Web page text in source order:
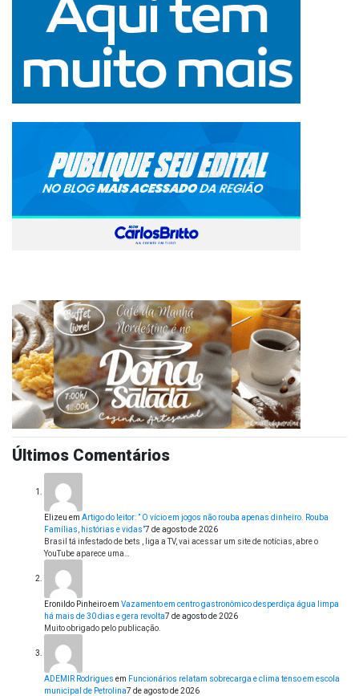
Últimos Comentários
Elizeu em Artigo do leitor: ” O vício em jogos não rouba apenas dinheiro. Rouba
Famílias, histórias e vidas”7 de agosto de 2026
Brasil tá infestado de bets , liga a TV, vai acessar um site de notícias, abre o
YouTube aparece uma…
Eronildo Pinheiroem Vazamento em centro gastronômico desperdiça água limpa
há mais de 30 dias e gera revolta7 de agosto de 2026
Muito obrigado pelo publicação.
ADEMIR Rodrigues em Funcionários relatam sobrecarga e clima tenso em escola
municipal de Petrolina7 de agosto de 2026